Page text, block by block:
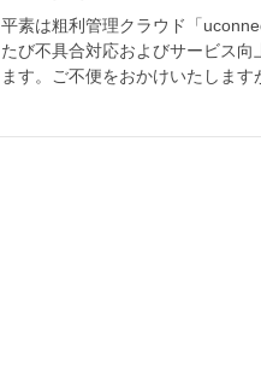
平素は粗利管理クラウド「
たび不具合対応およびサービス
ます。ご不便をおかけいたしま